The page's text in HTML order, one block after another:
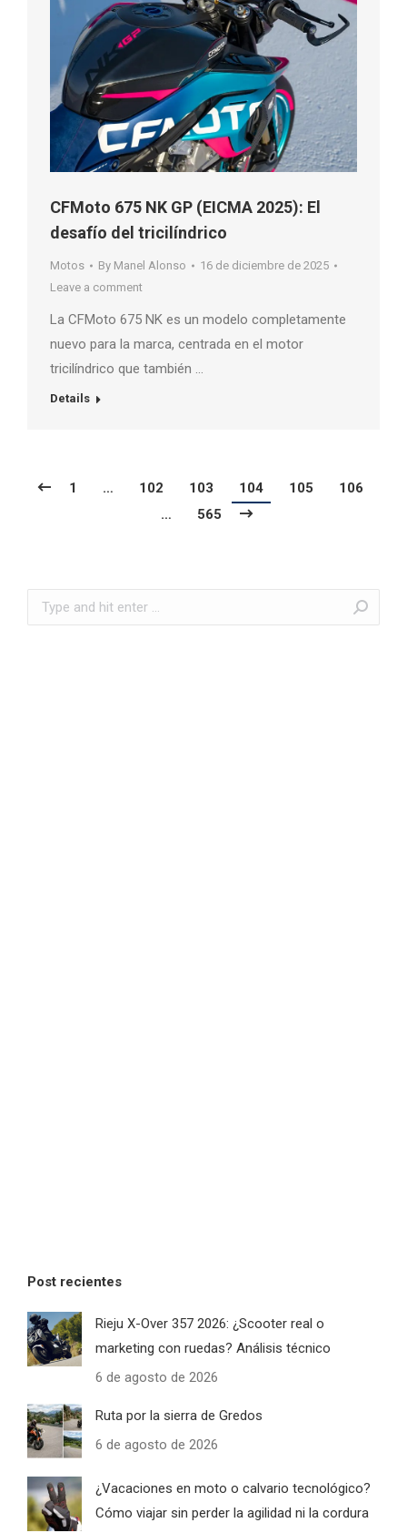
CFMoto 675 NK GP (EICMA 2025): El
desafío del tricilíndrico
Motos By Manel Alonso
16 de diciembre de 2025
Leave a comment
La CFMoto 675 NK es un modelo completamente
nuevo para la marca, centrada en el motor
tricilíndrico que también …
Details
1 … 102 103 104 105
106
…
565
Search:
Post recientes
Rieju X-Over 357 2026: ¿Scooter real o
marketing con ruedas? Análisis técnico
6 de agosto de 2026
Ruta por la sierra de Gredos
6 de agosto de 2026
¿Vacaciones en moto o calvario tecnológico?
Cómo viajar sin perder la agilidad ni la cordura